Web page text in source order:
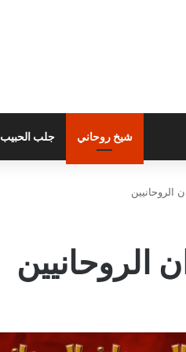
شيخ روحاني جلب الحبيب
الروحانيين
الروحانيين